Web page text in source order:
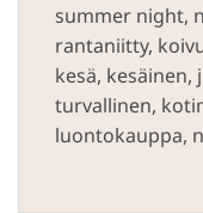
summer night,
rantaniitty,
kesä,
turvallinen,
luontokauppa,